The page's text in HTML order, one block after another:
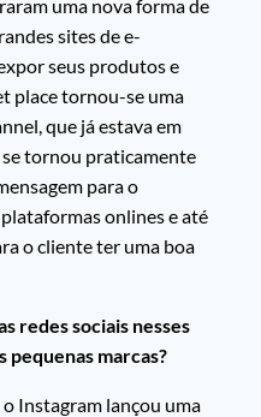
uma nova forma de
sites de e-
seus produtos e
place tornou-se uma
que já estava em
tornou praticamente
para o
onlines e até
o cliente ter uma boa
redes sociais nesses
pequenas marcas?
o Instagram lançou uma